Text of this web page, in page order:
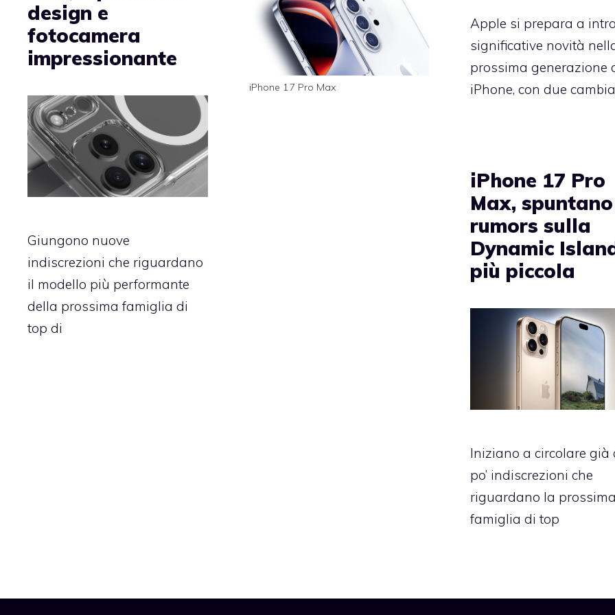
iPhone 17 Pro Max
Apple si prepara a
significative novità
prossima generazione
iPhone, con due
design e
fotocamera
impressionante
Giungono nuove
indiscrezioni che riguardano
il modello più performante
della prossima famiglia di
top di
iPhone 17 Pro
Max, spuntano
rumors sulla
Dynamic
più piccola
Iniziano a circolare già
po’ indiscrezioni che
riguardano la prossima
famiglia di top